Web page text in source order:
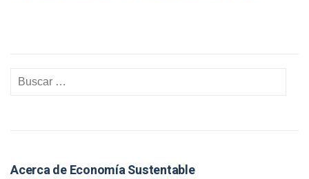
Acerca de Economía Sustentable